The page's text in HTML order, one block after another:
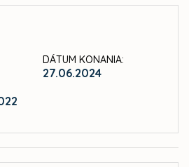
DÁTUM KONANIA:
27.06.2024